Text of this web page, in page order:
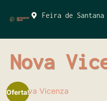
Feira de Santana
Nova
Oferta!